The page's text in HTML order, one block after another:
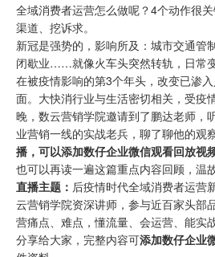
全域消费者运营怎么做呢？4个动作很
渠道、挖诉求。
新冠是强势的，影响所及：城市交通管
闭歇业……就像火车头突然转轨，日常
在被疫情影响的第3个年头，改变已渗
面。大快消行业与生活密切相关，受疫
晚，数云营销学院邀请到了鹏达老师，
业营销一线的实战老兵，聊了聊他的观
播，可以添加数仔企业微信观看回放视
也可以再读一遍这篇重点内容回顾，温故
直播主题： 后疫情时代全域消费者运营
云营销学院资深讲师，参与近百家头部
营痛点、难点，懂流量、会运营、能实
分享给大家，完整内容可添加数仔企业